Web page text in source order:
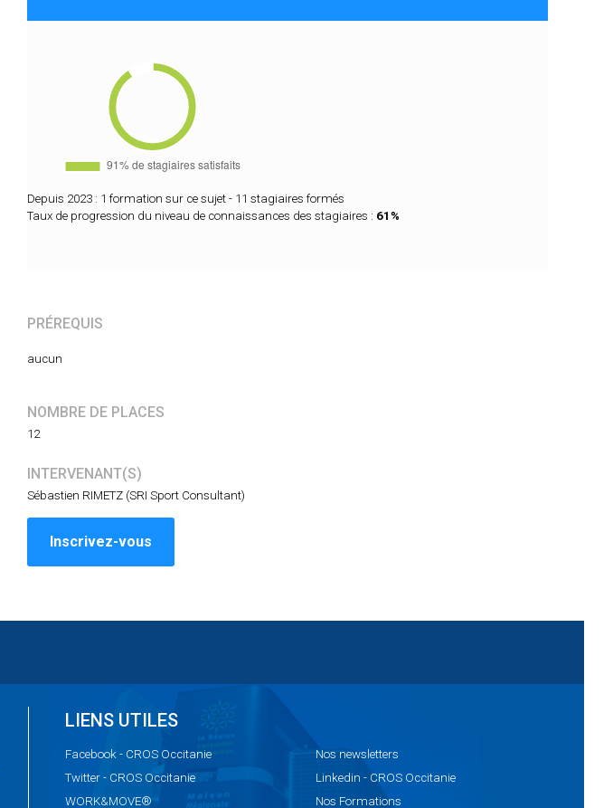
Depuis 2023 : 1 formation sur ce sujet - 11 stagiaires formés
Taux de progression du niveau de connaissances des stagiaires : 61%
PRÉREQUIS
aucun
NOMBRE DE PLACES
12
INTERVENANT(S)
Sébastien RIMETZ (SRI Sport Consultant)
Inscrivez-vous
LIENS UTILES
Facebook - CROS Occitanie Nos newsletters
Twitter- CROS Occitanie Linkedin - CROS Occitanie
WORK&MOVE®
Nos Formations